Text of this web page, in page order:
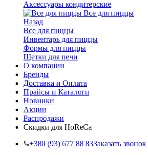
Аксессуары кондитерские
Все для пиццы
Назад
Все для пиццы
Инвентарь для пиццы
Формы для пиццы
Щетки для печи
О компании
Бренды
Доставка и Оплата
Прайсы и Каталоги
Новинки
Акции
Распродажи
Скидки для HoReCa
+38‎0 (93) 677 88 83Заказать звонок